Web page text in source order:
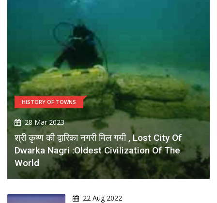
HISTORY OF TOWNS
28 Mar 2023
श्री कृष्ण की द्वारिका नगरी मिल गयी , Lost City Of
Dwarka Nagri :Oldest Civilization Of The
World
22 Aug 2022